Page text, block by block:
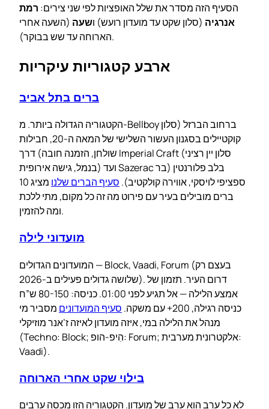
הסעיף הזה מסדר את שלל האופציות לפי שני צירים: רמת
אנרגיה (סלון שקט עד מועדון רועש) ושעה (השעה אחרי
הארוחה עד שש בבוקר).
ארבע קטגוריות עיקריות
ברים בתל אביב
הקטגוריה הגדולה ביותר. מ-Bellboy ברחוב הברזל (סלון
קוקטיילים בסגנון העשור השלישי של המאה ה-20, חבילות
שולחן, הזמנה חובה) דרך Imperial Craft (סלון יין רציני
בנמל, גישה אירופית) ועד Sazerac בלב פלורנטין (בר
ספציפי לויסקי, אווירה קולקטיב). סעיף הברים שלנו
מציג 10
ברים מובילים בעיר עם פירוט מה זה כל מקום, מתי ללכת
ומה להזמין.
מועדוני לילה
המועדונים הגדולים — Block, Vaadi, Forum (בעצם רק
שלושה גדולים פעילים ב-2026). דרום העיר. תזמון של
אמצע הלילה — אל תגיע לפני 01:00. כניסה: 80-150 ש”ח
כניסה רגילה, 200+ עם משקה.
סעיף המועדונים מסביר מי
מנהל את הלילה במי, איזה מועדון לאיזה ז’אנר מוזיקלי
(Techno: Block; הִיפ-הופ: Forum; אלקטרונית מערבית:
Vaadi).
בילוי שקט אחרי הארוחה
לא כל ערב הוא ערב של מועדון. הקטגוריה הזו מכסה ערבים